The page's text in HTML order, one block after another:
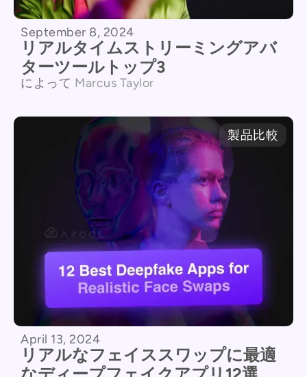
September 8, 2024
リアルタイムストリーミングアバ
ターツールトップ3
によって Marcus Taylor
製品比較
April 13, 2024
リアルなフェイススワップに最適